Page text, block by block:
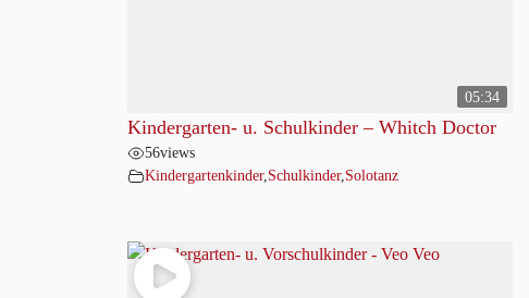
05:34
Kindergarten- u. Schulkinder – Whitch Doctor
56views
Kindergartenkinder, Schulkinder, Solotanz